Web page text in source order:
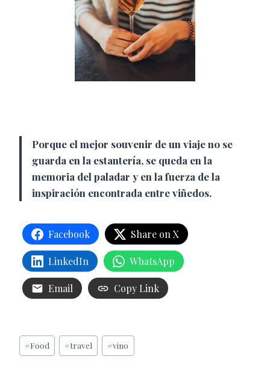
Porque el mejor souvenir de un viaje no se
guarda en la estantería, se queda en la
memoria del paladar y en la fuerza de la
inspiración encontrada entre viñedos.
Facebook Share on X
LinkedIn WhatsApp
Email Copy Link
Etiquetas
de
#Food #travel #vino